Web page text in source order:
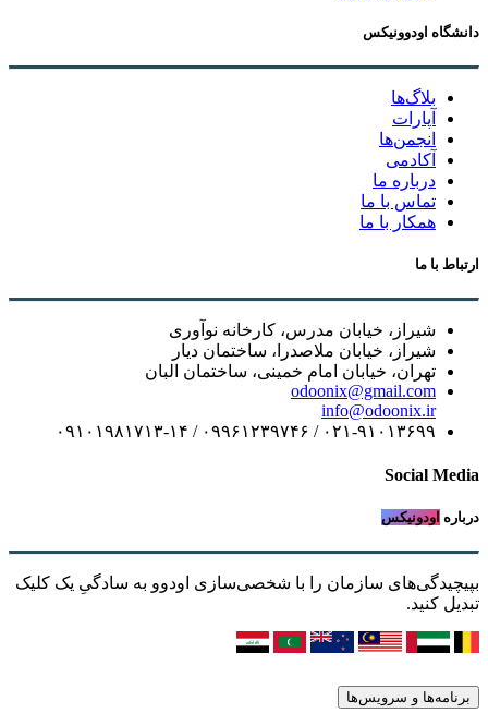
دانشگاه اودوونیکس
بلاگ‌ها
آپارات
انجمن‌ها
آکادمی
درباره ما
تماس با ما
همکار با ما
ارتباط با ما
شیراز، خیابان مدرس، کارخانه نوآوری
شیراز، خیابان ملاصدرا، ساختمان دیار
تهران، خیابان امام خمینی، ساختمان البان
odoonix@gmail.com
info@odoonix.ir
۰۲۱-۹۱۰۱۳۶۹۹ / ۰۹۹۶۱۲۳۹۷۴۶ / ۰۹۱۰۱۹۸۱۷۱۳-۱۴
Social Media
درباره اودونیکس
بپیچیدگی‌های سازمان را با شخصی‌سازی اودوو به سادگیِ یک کلیک
تبدیل کنید.
برنامه‌ها و سرویس‌ها